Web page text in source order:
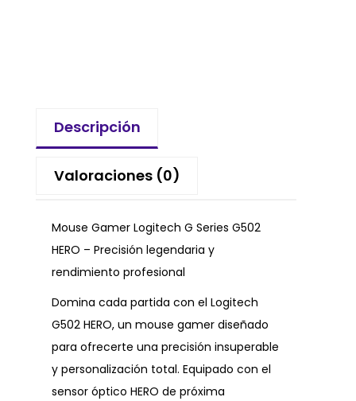
Descripción
Valoraciones (0)
Mouse Gamer Logitech G Series G502
HERO – Precisión legendaria y
rendimiento profesional
Domina cada partida con el Logitech
G502 HERO, un mouse gamer diseñado
para ofrecerte una precisión insuperable
y personalización total. Equipado con el
sensor óptico HERO de próxima